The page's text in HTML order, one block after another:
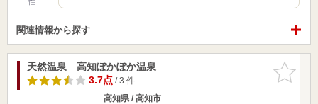
性
関連情報から探す
お気に入
りに追加
天然温泉 高知ぽかぽか温泉
3.7点/ 3 件
高知県 / 高知市